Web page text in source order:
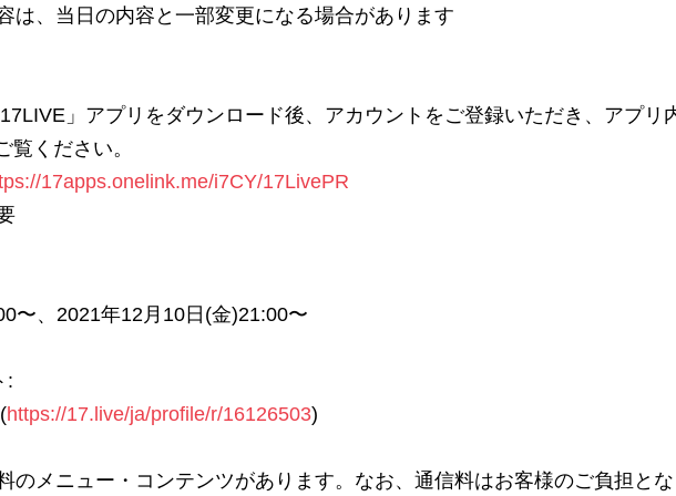
は、当日の内容と一部変更になる場合があります
」アプリをダウンロード後、アカウントをご登録いただき、アプリ
覧ください。
17apps.onelink.me/i7CY/17LivePR
〜、2021年12月10日(金)21:00〜
:
https://17.live/ja/profile/r/16126503)
のメニュー・コンテンツがあります。なお、通信料はお客様のご負担と